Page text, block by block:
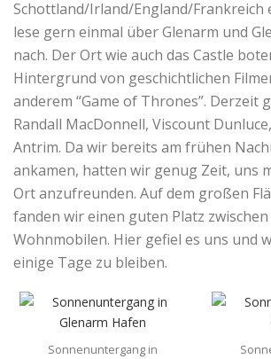
Schottland/Irland/England/Frankreich
lese gern einmal über Glenarm und
nach. Der Ort wie auch das Castle
Hintergrund von geschichtlichen
anderem “Game of Thrones”. Derzeit
Randall MacDonnell, Viscount
Antrim. Da wir bereits am frühen
ankamen, hatten wir genug Zeit, uns
Ort anzufreunden. Auf dem großen
fanden wir einen guten Platz
Wohnmobilen. Hier gefiel es uns und
einige Tage zu bleiben.
Sonnenuntergang in